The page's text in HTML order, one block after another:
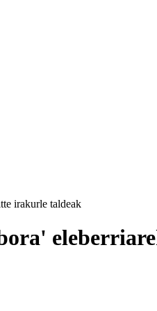
irakurle taldeak